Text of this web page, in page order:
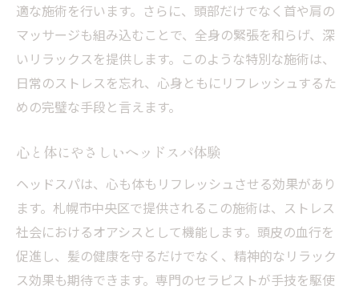
適な施術を行います。さらに、頭部だけでなく首や肩の
マッサージも組み込むことで、全身の緊張を和らげ、深
いリラックスを提供します。このような特別な施術は、
日常のストレスを忘れ、心身ともにリフレッシュするた
めの完璧な手段と言えます。
心と体にやさしいヘッドスパ体験
ヘッドスパは、心も体もリフレッシュさせる効果があり
ます。札幌市中央区で提供されるこの施術は、ストレス
社会におけるオアシスとして機能します。頭皮の血行を
促進し、髪の健康を守るだけでなく、精神的なリラック
ス効果も期待できます。専門のセラピストが手技を駆使